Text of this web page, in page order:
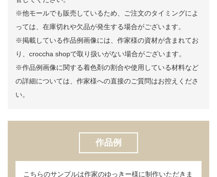
※他モールでも販売しているため、ご注文のタイミングによ
っては、在庫切れや欠品が発生する場合がございます。
※掲載している作品例画像には、作家様の資材が含まれてお
り、croccha shopで取り扱いがない場合がございます。
※作品例画像に関する着色剤の割合や使用している材料など
の詳細については、作家様への直接のご質問はお控えくださ
い。
作品例
こちらのサンプルは作家のゆっきー様に制作いただきま